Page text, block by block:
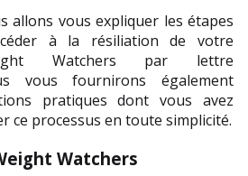
allons vous expliquer les étapes
à la résiliation de votre
Watchers par lettre
vous fournirons également
pratiques dont vous avez
ce processus en toute simplicité.
Watchers